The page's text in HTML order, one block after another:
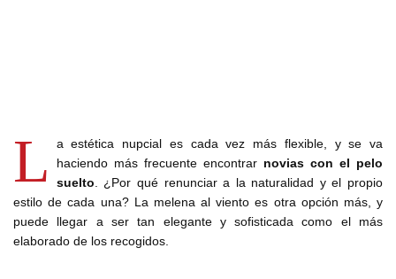
L
a estética nupcial es cada vez más flexible, y se va
haciendo más frecuente encontrar novias con el pelo
suelto . ¿Por qué renunciar a la naturalidad y el propio
estilo de cada una? La melena al viento es otra opción más, y
puede llegar a ser tan elegante y sofisticada como el más
elaborado de los recogidos.